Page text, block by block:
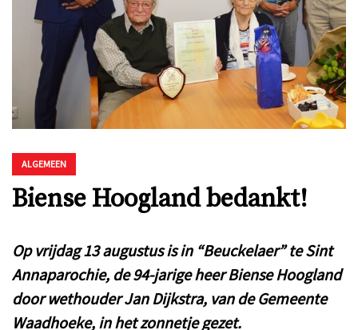
ALGEMEEN
Biense Hoogland bedankt!
Op vrijdag 13 augustus is in “Beuckelaer” te Sint
Annaparochie, de 94-jarige heer Biense Hoogland
door wethouder Jan Dijkstra, van de Gemeente
Waadhoeke, in het zonnetje gezet.